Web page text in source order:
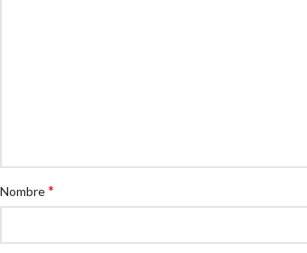
Nombre*